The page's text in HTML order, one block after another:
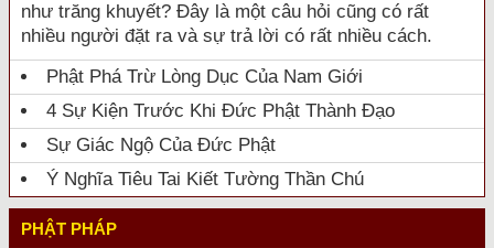
như trăng khuyết? Đây là một câu hỏi cũng có rất
nhiều người đặt ra và sự trả lời có rất nhiều cách.
Phật Phá Trừ Lòng Dục Của Nam Giới
4 Sự Kiện Trước Khi Đức Phật Thành Đạo
Sự Giác Ngộ Của Đức Phật
Ý Nghĩa Tiêu Tai Kiết Tường Thần Chú
PHẬT PHÁP